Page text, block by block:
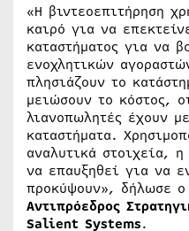
«Η βιντεοεπιτήρηση
καιρό για να
καταστήματος για να
ενοχλητικών
πλησιάζουν το
μειώσουν το κόστος,
λιανοπωλητές έχουν
καταστήματα.
αναλυτικά στοιχεία,
να επαυξηθεί για να
προκύψουν», δήλωσε ο
Αντιπρόεδρος
Salient Systems.